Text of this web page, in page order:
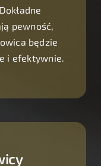
pewność,
będzie
i efektywnie.